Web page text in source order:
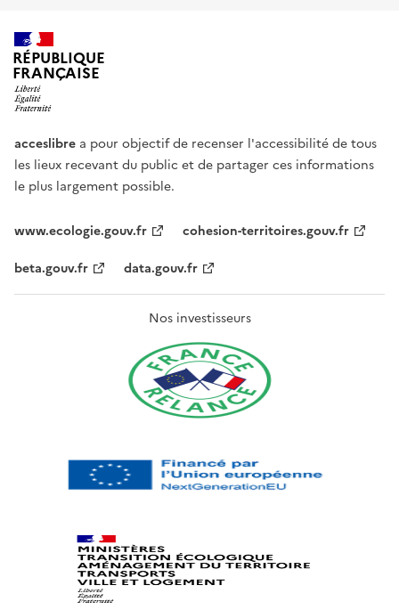
RÉPUBLIQUE
FRANÇAISE
acceslibre a pour objectif de recenser l'accessibilité de tous
les lieux recevant du public et de partager ces informations
le plus largement possible.
www.ecologie.gouv.fr
cohesion-territoires.gouv.fr
beta.gouv.fr
data.gouv.fr
Nos investisseurs